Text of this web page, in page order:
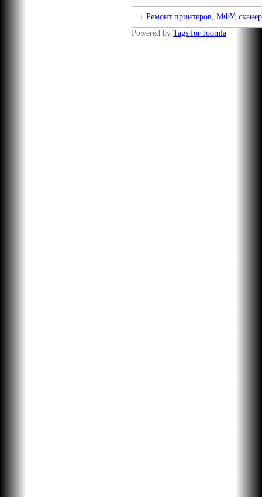
1. Ремонт принтеров, МФУ,
Powered by Tags for Joomla